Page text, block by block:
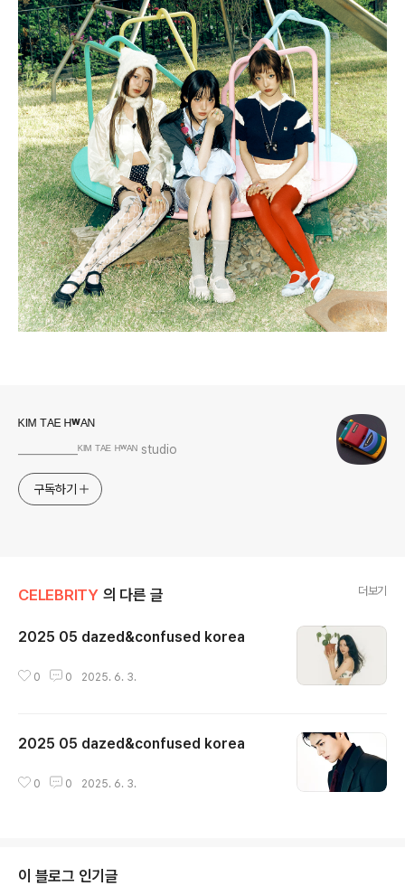
ᴷᴵᴹ ᵀᴬᴱ ᴴʷᴬᴺ
___________ᴷᴵᴹ ᵀᴬᴱ ᴴʷᴬᴺ studio
구독하기
CELEBRITY 의 다른 글 더보기
2025 05 dazed&confused korea
0 0 2025. 6. 3.
2025 05 dazed&confused korea
0 0 2025. 6. 3.
이 블로그 인기글